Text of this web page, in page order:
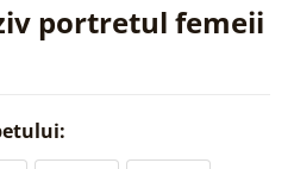
portretul femeii